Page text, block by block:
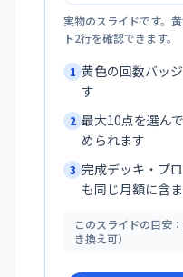
実物のスライドです。
ト2行を確認できます。
1 黄色の回数バッ
す
2 最大10点を選ん
められます
3 完成デッキ・プ
も同じ月額に含
このスライドの目安：
き換え可）